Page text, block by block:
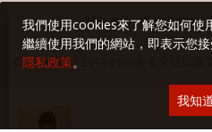
關於本站∣隱私權保護∣
Copyright © 2018 Yilan美食生活玩家
我們使用cookies來了解您如何使
繼續使用我們的網站，即表示您
隱私政策。
我知